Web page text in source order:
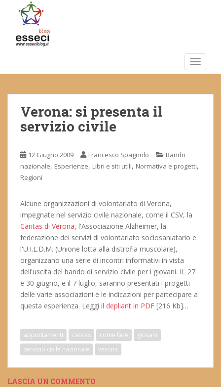
m
Verona: si presenta il
servizio civile
12 Giugno 2009 Francesco Spagnolo
Bando
nazionale, Esperienze, Libri e siti utili, Normativa e progetti,
Regioni
Alcune organizzazioni di volontariato di Verona,
impegnate nel servizio civile nazionale, come il CSV, la
Caritas di Verona, l'Associazione Alzheimer, la
federazione dei servizi di volontariato sociosaniatario e
l'U.I.L.D.M. (Unione lotta alla distrofia muscolare),
organizzano una serie di incontri informativi in vista
dell'uscita del bando di servizio civile per i giovani. IL 27
e 30 giugno, e il 7 luglio, saranno presentati i progetti
delle varie associazioni e le indicazioni per partecipare a
questa esperienza. Leggi il depliant in PDF [216 Kb]…
appuntamenti caritas come fare
giovani
servizio civile nazionale
verona
LASCIA UN COMMENTO